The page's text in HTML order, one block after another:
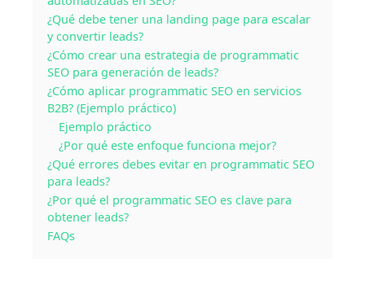
¿Qué debe tener una landing page para escalar
y convertir leads?
¿Cómo crear una estrategia de programmatic
SEO para generación de leads?
¿Cómo aplicar programmatic SEO en servicios
B2B? (Ejemplo práctico)
Ejemplo práctico
¿Por qué este enfoque funciona mejor?
¿Qué errores debes evitar en programmatic SEO
para leads?
¿Por qué el programmatic SEO es clave para
obtener leads?
FAQs